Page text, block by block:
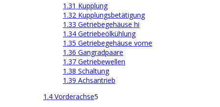
1.31 Kupplung
1.32 Kupplungsbetätigung
1.33 Getriebegehäuse hi
1.34 Getriebeölkühlung
1.35 Getriebegehäuse vorne
1.36 Gangradpaare
1.37 Getriebewellen
1.38 Schaltung
1.39 Achsantrieb
1.4 Vorderachse5